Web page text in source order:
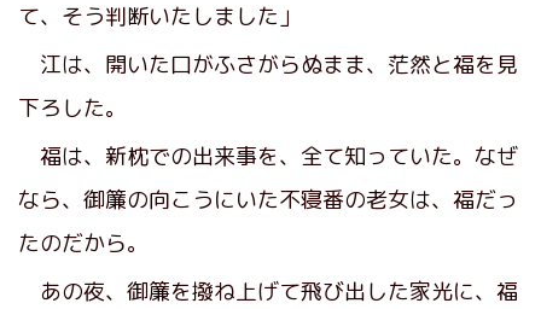
て、そう判断いたしました」
江は、開いた口がふさがらぬまま、茫然と福を見
下ろした。
福は、新枕での出来事を、全て知っていた。なぜ
なら、御簾の向こうにいた不寝番の老女は、福だっ
たのだから。
あの夜、御簾を撥ね上げて飛び出した家光に、福